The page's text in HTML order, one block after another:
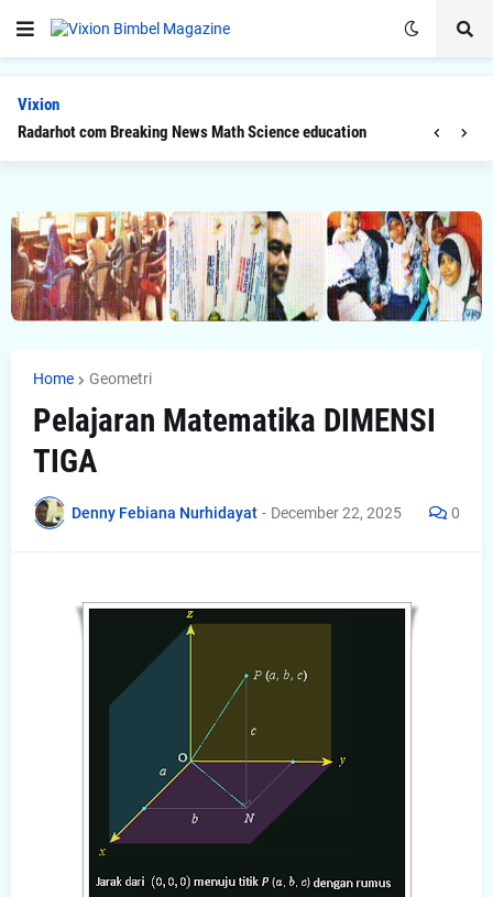
Vixion
Radarhot com Breaking News Math Science education
Home Geometri
Pelajaran Matematika DIMENSI
TIGA
Denny Febiana Nurhidayat - December 22, 2025 0